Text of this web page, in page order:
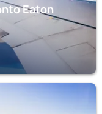
Eaton